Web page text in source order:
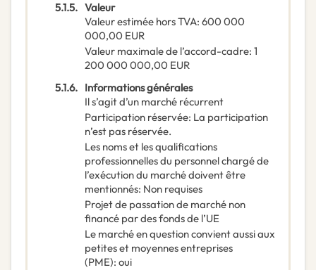
5.1.5. Valeur
Valeur estimée hors TVA: 600 000
000,00 EUR
Valeur maximale de l’accord-cadre: 1
200 000 000,00 EUR
5.1.6. Informations générales
Il s’agit d’un marché récurrent
Participation réservée: La participation
n’est pas réservée.
Les noms et les qualifications
professionnelles du personnel chargé de
l’exécution du marché doivent être
mentionnés: Non requises
Projet de passation de marché non
financé par des fonds de l’UE
Le marché en question convient aussi aux
petites et moyennes entreprises
(PME): oui